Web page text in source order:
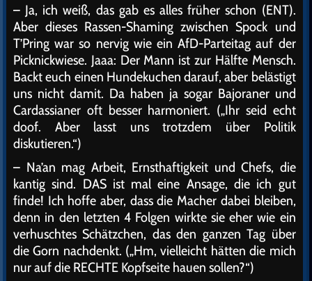
– Ja, ich weiß, das gab es alles früher schon (ENT).
Aber dieses Rassen-Shaming zwischen Spock und
T’Pring war so nervig wie ein AfD-Parteitag auf der
Picknickwiese. Jaaa: Der Mann ist zur Hälfte Mensch.
Backt euch einen Hundekuchen darauf, aber belästigt
uns nicht damit. Da haben ja sogar Bajoraner und
Cardassianer oft besser harmoniert. („Ihr seid echt
doof. Aber lasst uns trotzdem über Politik
diskutieren.“)
– Na’an mag Arbeit, Ernsthaftigkeit und Chefs, die
kantig sind. DAS ist mal eine Ansage, die ich gut
finde! Ich hoffe aber, dass die Macher dabei bleiben,
denn in den letzten 4 Folgen wirkte sie eher wie ein
verhuschtes Schätzchen, das den ganzen Tag über
die Gorn nachdenkt. („Hm, vielleicht hätten die mich
nur auf die RECHTE Kopfseite hauen sollen?“)